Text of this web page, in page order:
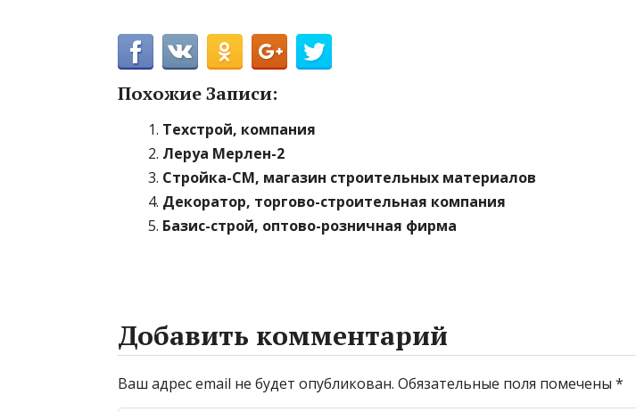
Похожие Записи:
Техстрой, компания
Леруа Мерлен-2
Стройка-СМ, магазин строительных материалов
Декоратор, торгово-строительная компания
Базис-строй, оптово-розничная фирма
Добавить комментарий
Ваш адрес email не будет опубликован. Обязательные поля помечены *